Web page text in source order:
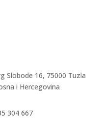
Slobode 16, 75000 Tuzla
i Hercegovina
304 667